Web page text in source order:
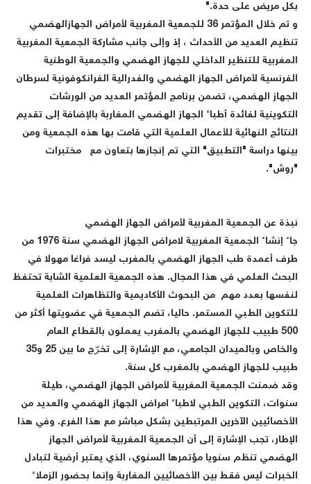
بكل مريض على حدة."
و تم خلال المؤتمر 36 للجمعية المغربية لأمراض الجهازالهضمي
تنظيم العديد من الأحداث ، إذ وإلى جانب مشاركة الجمعية المغربية
المغربية للتنظير الداخلي للجهاز الهضمي والجمعية الوطنية
الفرنسية لأمراض الجهاز الهضمي والفدرالية الفرانكوفونية لسرطان
الجهاز الهضمي، تضمن برنامج المؤتمر العديد من الورشات
التكوينية لفائدة أطباء الجهاز الهضمي المغاربة بالإضافة إلى تقديم
النتائج النهائية للأعمال العلمية التي قامت بها هذه الجمعية ومن
بينها دراسة "التطبيق" التي تم إنجازها بتعاون مع مختبرات
"روش".
نبذة عن الجمعية المغربية لأمراض الجهاز الهضمي
جاء إنشاء الجمعية المغربية لامراض الجهاز الهضمي سنة 1976 من
طرف أعمدة طب الجهاز الهضمي بالمغرب ليسد فراغا مهولا في
البحث العلمي في هذا المجال. هذه الجمعية العلمية الشابة تحتفظ
لنفسها بعدد مهم من البحوث الأكاديمية والتظاهرات العلمية
للتكوين الطبي المستمر. حاليا، تضم الجمعية في عضويتها أكثر من
500 طبيب للجهاز الهضمي بالمغرب يعملون بالقطاع العام
والخاص وبالميدان الجامعي، مع الإشارة إلى تخرّج ما بين 25 و35
طبيب للجهاز الهضمي بالمغرب كل سنة.
وقد ضمنت الجمعية المغربية لأمراض الجهاز الهضمي، طيلة
سنوات، التكوين الطبي لاطباء امراض الجهاز الهضمي والعديد من
الأخصائيين الآخرين المرتبطين بشكل مباشر مع هذا الفرع. وفي هذا
الإطار، تجب الإشارة إلى أن الجمعية المغربية لأمراض الجهاز
الهضمي تنظم سنويا مؤتمرها السنوي، الذي يعتبر أرضية لتبادل
الخبرات ليس فقط بين الأخصائيين المغاربة وإنما بحضور الزملاء